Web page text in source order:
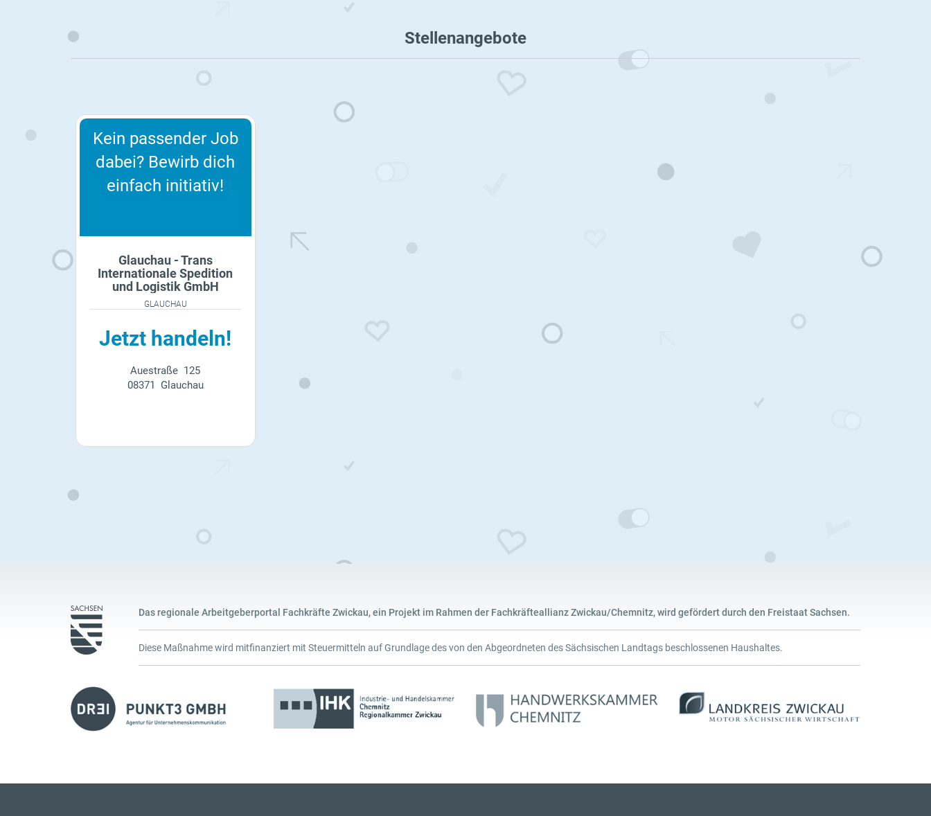
Stellenangebote
Kein passender Job
dabei? Bewirb dich
einfach initiativ!
Glauchau - Trans
Internationale Spedition
und Logistik GmbH
GLAUCHAU
Jetzt handeln!
Auestraße 125
08371 Glauchau
Das regionale Arbeitgeberportal Fachkräfte Zwickau, ein Projekt im Rahmen der Fachkräfteallianz Zwickau/Chemnitz, wird gefördert durch den Freistaat Sachsen.
Diese Maßnahme wird mitfinanziert mit Steuermitteln auf Grundlage des von den Abgeordneten des Sächsischen Landtags beschlossenen Haushaltes.